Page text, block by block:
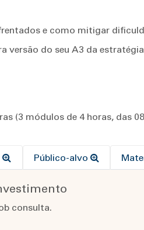
e como mitigar
versão do seu A3 da
(3 módulos de 4 horas, das
Público-alvo
consulta.